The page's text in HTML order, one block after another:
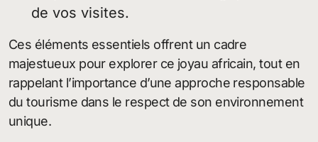
de vos visites.
Ces éléments essentiels offrent un cadre
majestueux pour explorer ce joyau africain, tout en
rappelant l’importance d’une approche responsable
du tourisme dans le respect de son environnement
unique.